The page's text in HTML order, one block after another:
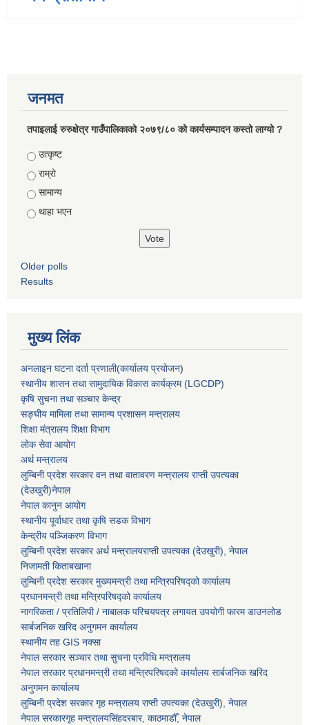
जनमत
तपाइलाई रुरुक्षेत्र गाउँपालिकाको २०७९/८० को कार्यसम्पादन कस्तो लाग्यो ?
Choices
उत्कृष्ट
राम्रो
सामान्य
थाहा भएन
Older polls
Results
मुख्य लिंक
अनलाइन घटना दर्ता प्रणाली(कार्यालय प्रयोजन)
स्थानीय शासन तथा सामुदायिक विकास कार्यक्रम (LGCDP)
कृषि सुचना तथा सञ्चार केन्द्र
सङ्घीय मामिला तथा सामान्य प्रशासन मन्त्रालय
शिक्षा मंत्रालय शिक्षा विभाग
लोक सेवा आयोग
अर्थ मन्त्रालय
लुम्बिनी प्रदेश सरकार वन तथा वातावरण मन्त्रालय राप्ती उपत्यका
(देउखुरी)नेपाल
नेपाल कानुन आयोग
स्थानीय पूर्वाधार तथा कृषि सडक विभाग
केन्द्रीय पञ्जिकरण विभाग
लुम्बिनी प्रदेश सरकार अर्थ मन्त्रालयराप्ती उपत्यका (देउखुरी), नेपाल
निजामती किताबखाना
लुम्बिनी प्रदेश सरकार मुख्यमन्त्री तथा मन्त्रिपरिषद्को कार्यालय
प्रधानमन्त्री तथा मन्त्रिपरिषद्को कार्यालय
नागरिकता / प्रतिलिपी / नाबालक परिचयपत्र लगायत उपयोगी फारम डाउनलोड
सार्बजनिक खरिद अनुगमन कार्यालय
स्थानीय तह GIS नक्सा
नेपाल सरकारसञ्चार तथा सुचना प्रविधि मन्त्रालय
नेपाल सरकार प्रधानमन्त्री तथा मन्त्रिपरिषदको कार्यालय सार्बजनिक खरिद
अनुगमन कार्यालय
लुम्बिनी प्रदेश सरकार गृह मन्त्रालय राप्ती उपत्यका (देउखुरी), नेपाल
नेपाल सरकारगृह मन्त्रालयसिंहदरबार, काठमाडौँ, नेपाल